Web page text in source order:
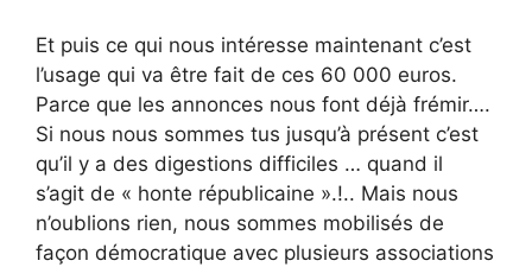
Et puis ce qui nous intéresse maintenant c’est
l’usage qui va être fait de ces 60 000 euros.
Parce que les annonces nous font déjà frémir….
Si nous nous sommes tus jusqu’à présent c’est
qu’il y a des digestions difficiles … quand il
s’agit de « honte républicaine ».!.. Mais nous
n’oublions rien, nous sommes mobilisés de
façon démocratique avec plusieurs associations